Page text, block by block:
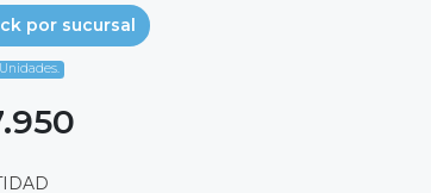
por sucursal